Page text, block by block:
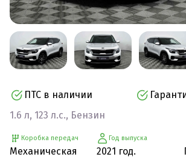
ПТС в наличии
1.6 л, 123 л.с., Бензин
Коробка передач
Механическая
Год выпуска
2021 год.